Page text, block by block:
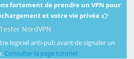
fortement de prendre un VPN pour
et votre vie privée
Tester NordVPN
logiciel anti-pub avant de signaler un
Consulter la page tutoriel